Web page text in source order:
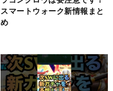
スマートウォーク新情報まと
め